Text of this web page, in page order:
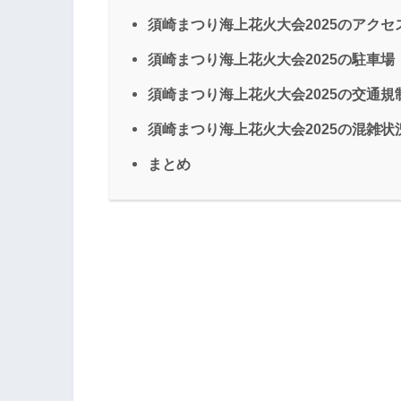
須崎まつり海上花火大会2025のアクセ
須崎まつり海上花火大会2025の駐車場
須崎まつり海上花火大会2025の交通規
須崎まつり海上花火大会2025の混雑状
まとめ